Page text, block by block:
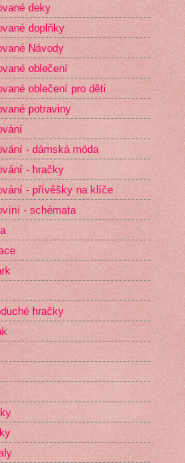
deky
doplňky
Návody
oblečení
oblečení pro děti
potraviny
- dámská móda
- hračky
- přívěšky na klíče
- schémata
hračky